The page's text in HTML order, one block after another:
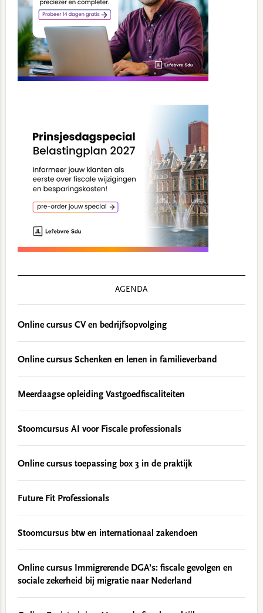
AGENDA
Online cursus CV en bedrijfsopvolging
Online cursus Schenken en lenen in familieverband
Meerdaagse opleiding Vastgoedfiscaliteiten
Stoomcursus AI voor Fiscale professionals
Online cursus toepassing box 3 in de praktijk
Future Fit Professionals
Stoomcursus btw en internationaal zakendoen
Online cursus Immigrerende DGA’s: fiscale gevolgen en
sociale zekerheid bij migratie naar Nederland